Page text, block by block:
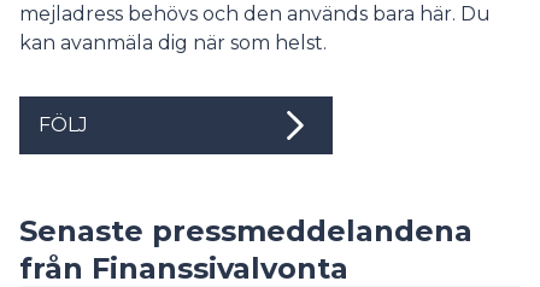
mejladress behövs och den används bara här. Du
kan avanmäla dig när som helst.
FÖLJ
Senaste pressmeddelandena
från Finanssivalvonta